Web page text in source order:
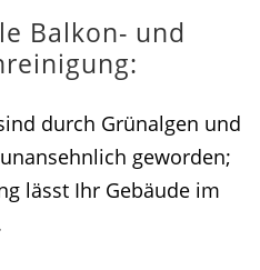
Balkon- und
durch Grünalgen und
geworden;
lässt Ihr Gebäude im